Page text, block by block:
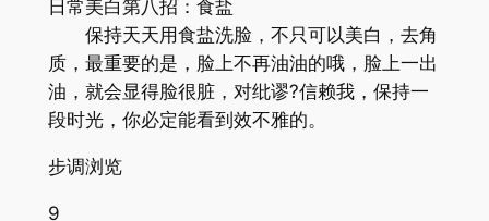
日常美白第八招：食盐
保持天天用食盐洗脸，不只可以美白，去角
质，最重要的是，脸上不再油油的哦，脸上一出
油，就会显得脸很脏，对纰谬?信赖我，保持一
段时光，你必定能看到效不雅的。
步调浏览
9